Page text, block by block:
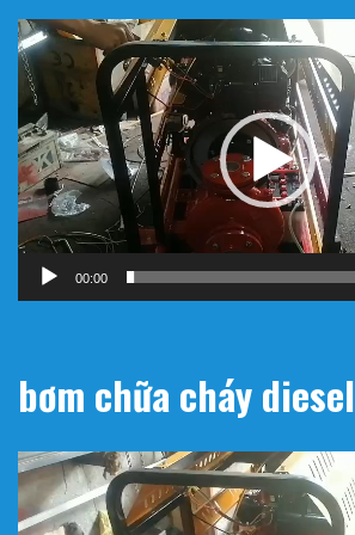
Trình
chơi
Video
00:00
bơm chữa cháy diesel
Trình
chơi